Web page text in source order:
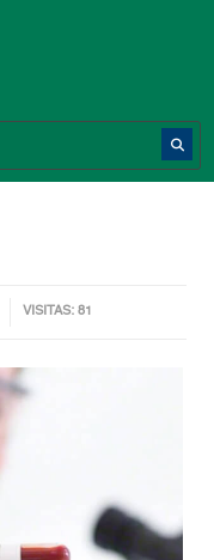
VISITAS: 81